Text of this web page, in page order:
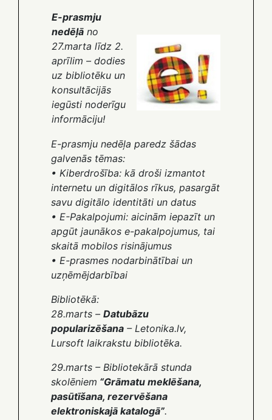
E-prasmju
nedēļā no
27.marta līdz 2.
aprīlim – dodies
uz bibliotēku un
konsultācijās
iegūsti noderīgu
informāciju!
E-prasmju nedēļa paredz šādas
galvenās tēmas:
• Kiberdrošība: kā droši izmantot
internetu un digitālos rīkus, pasargāt
savu digitālo identitāti un datus
• E-Pakalpojumi: aicinām iepazīt un
apgūt jaunākos e-pakalpojumus, tai
skaitā mobilos risinājumus
• E-prasmes nodarbinātībai un
uzņēmējdarbībai
Bibliotēkā:
28.marts – Datubāzu
popularizēšana – Letonika.lv,
Lursoft laikrakstu bibliotēka.
29.marts – Bibliotekārā stunda
skolēniem “Grāmatu meklēšana,
pasūtīšana, rezervēšana
elektroniskajā katalogā”.